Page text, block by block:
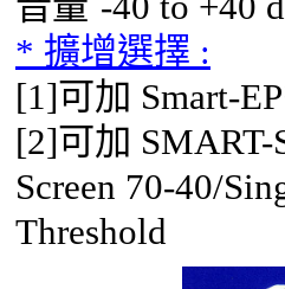
* 擴增選擇 :
[1]可加 Smart-EP
[2]可加 SMART-
Screen 70-40/
Threshold